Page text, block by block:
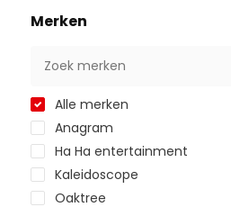
Merken
Alle merken
Anagram
Ha Ha entertainment
Kaleidoscope
Oaktree